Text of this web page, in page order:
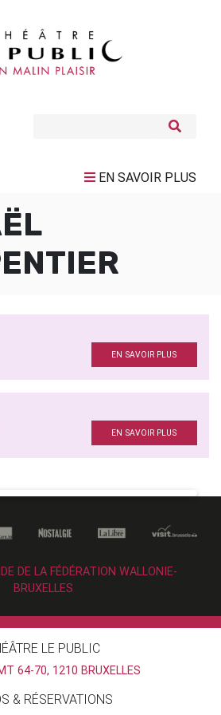
EN SAVOIR PLUS
EN SAVOIR PLUS
EN SAVOIR PLUS
DE LA FÉDÉRATION WALLONIE-
BRUXELLES
LE PUBLIC
64-70, 1210 BRUXELLES
& RÉSERVATIONS